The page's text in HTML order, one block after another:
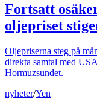
Fortsatt
oljepriset
Oljepriserna steg på
direkta samtal med
Hormuzsundet.
nyheter/Yen